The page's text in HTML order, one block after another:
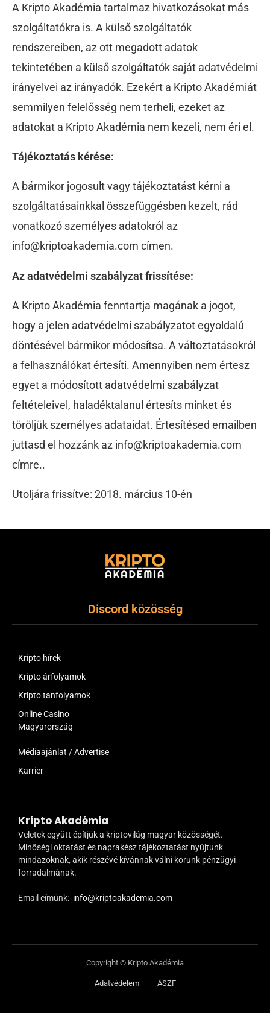
A Kripto Akadémia tartalmaz hivatkozásokat más
szolgáltatókra is. A külső szolgáltatók
rendszereiben, az ott megadott adatok
tekintetében a külső szolgáltatók saját adatvédelmi
irányelvei az irányadók. Ezekért a Kripto Akadémiát
semmilyen felelősség nem terheli, ezeket az
adatokat a Kripto Akadémia nem kezeli, nem éri el.
Tájékoztatás kérése:
A bármikor jogosult vagy tájékoztatást kérni a
szolgáltatásainkkal összefüggésben kezelt, rád
vonatkozó személyes adatokról az
info@kriptoakademia.com címen.
Az adatvédelmi szabályzat frissítése:
A Kripto Akadémia fenntartja magának a jogot,
hogy a jelen adatvédelmi szabályzatot egyoldalú
döntésével bármikor módosítsa. A változtatásokról
a felhasználókat értesíti. Amennyiben nem értesz
egyet a módosított adatvédelmi szabályzat
feltételeivel, haladéktalanul értesíts minket és
töröljük személyes adataidat. Értesítésed emailben
juttasd el hozzánk az info@kriptoakademia.com
címre..
Utoljára frissítve: 2018. március 10-én
Discord közösség
Kripto hírek
Kripto árfolyamok
Kripto tanfolyamok
Online Casino
Magyarország
Médiaajánlat / Advertise
Karrier
Kripto Akadémia
Veletek együtt építjük a kriptovilág magyar közösségét.
Minőségi oktatást és naprakész tájékoztatást nyújtunk
mindazoknak, akik részévé kívánnak válni korunk pénzügyi
forradalmának.
Email címünk: info@kriptoakademia.com
Copyright © Kripto Akadémia
Adatvédelem ÁSZF